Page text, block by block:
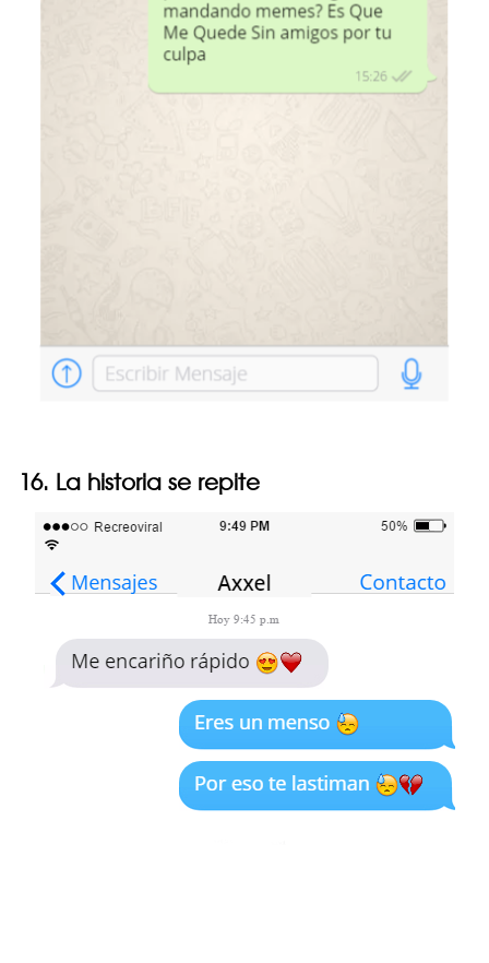
16. La historia se repite